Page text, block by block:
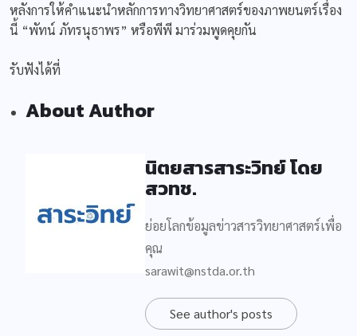
หลังการให้คำแนะนำหลักการทางวิทยาศาสตร์ของภาพยนตร์เรื่อง
นี้ “พัทน์ ภัทรนุธาพร” หรือพีพี มาร่วมพูดคุยกัน
รับฟังได้ที่
About Author
นิตยสารสาระวิทย์ โดย
สวทช.
ย่อยโลกข้อมูลข่าวสารวิทยาศาสตร์เพื่อ
คุณ
sarawit@nstda.or.th
See author's posts